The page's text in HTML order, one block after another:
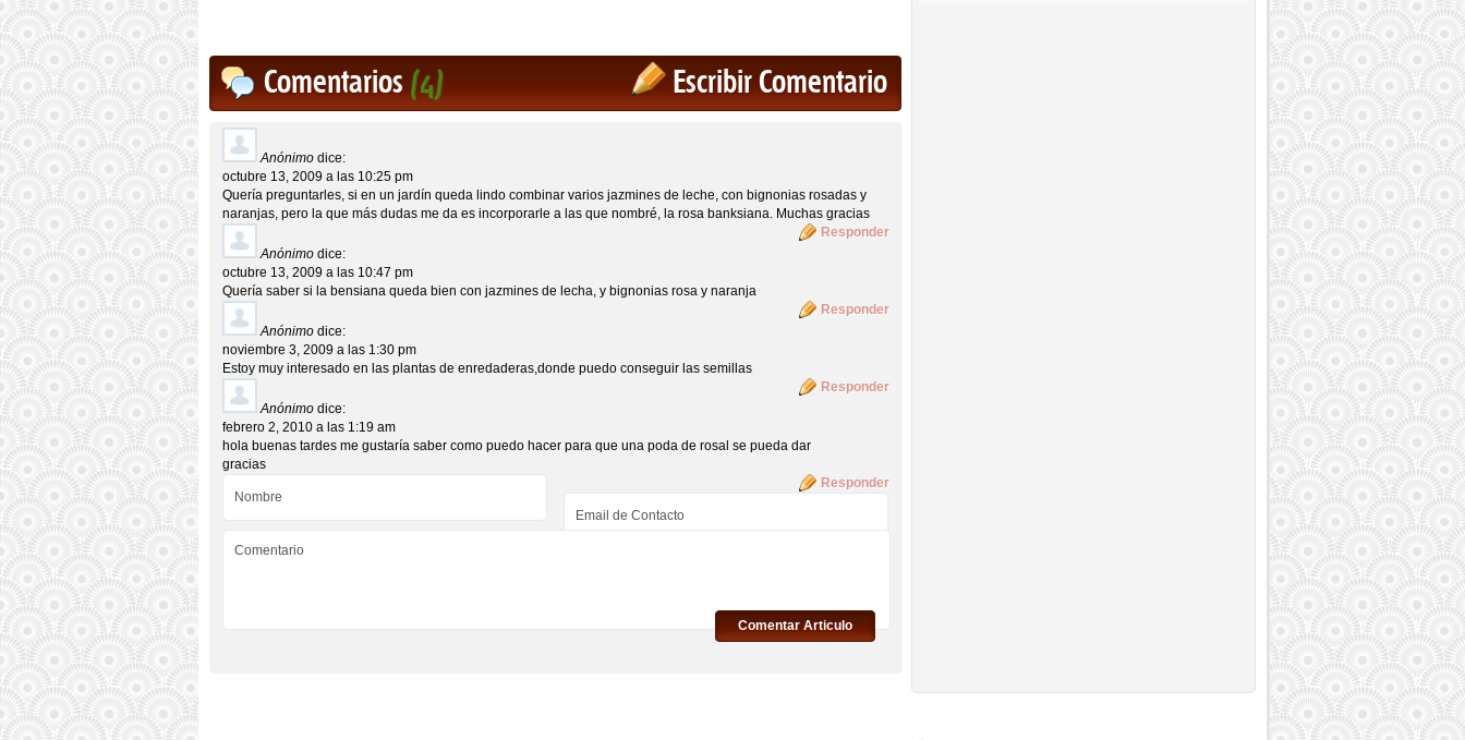
Escribir Comentario
Comentarios(4)
Anónimo dice:
octubre 13, 2009 a las 10:25 pm
Quería preguntarles, si en un jardín queda lindo combinar varios jazmines de leche, con bignonias rosadas y
naranjas, pero la que más dudas me da es incorporarle a las que nombré, la rosa banksiana. Muchas gracias
Responder
Anónimo dice:
octubre 13, 2009 a las 10:47 pm
Quería saber si la bensiana queda bien con jazmines de lecha, y bignonias rosa y naranja
Responder
Anónimo dice:
noviembre 3, 2009 a las 1:30 pm
Estoy muy interesado en las plantas de enredaderas,donde puedo conseguir las semillas
Responder
Anónimo dice:
febrero 2, 2010 a las 1:19 am
hola buenas tardes me gustaría saber como puedo hacer para que una poda de rosal se pueda dar
gracias
Responder
Comentar Articulo